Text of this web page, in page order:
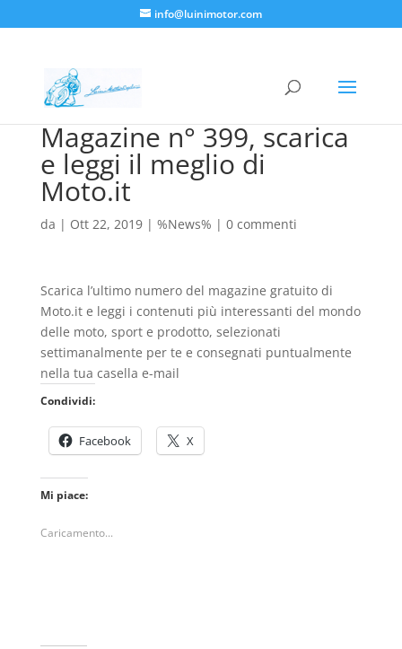
info@luinimotor.com
Magazine n° 399, scarica
e leggi il meglio di
Moto.it
da | Ott 22, 2019| %News% | 0 commenti
Scarica l’ultimo numero del magazine gratuito di
Moto.it e leggi i contenuti più interessanti del mondo
delle moto, sport e prodotto, selezionati
settimanalmente per te e consegnati puntualmente
nella tua casella e-mail
Condividi:
Facebook X
Mi piace:
Caricamento...